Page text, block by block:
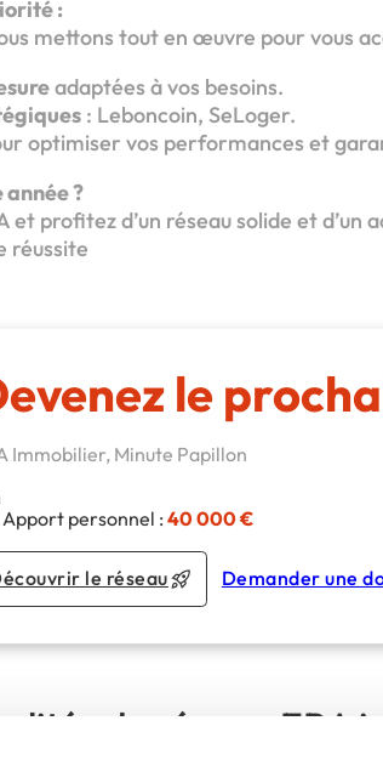
:
mettons tout en œuvre pour vous
adaptées à vos besoins.
: Leboncoin, SeLoger.
optimiser vos performances et
?
et profitez d’un réseau solide et
réussite
le
Immobilier, Minute Papillon
Apport personnel : 40 000 €
le réseau Demander une
du réseau ERA